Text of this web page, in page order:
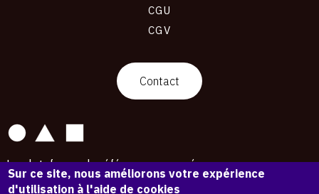
CGU
CGV
Contact
La plateforme de référence pour créer,
conserver et promouvoir l'Histoire de l'Art.
Sur ce site, nous améliorons votre expérience
d'utilisation à l'aide de cookies